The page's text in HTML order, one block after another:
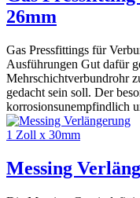
26mm
Gas Pressfittings für
Ausführungen Gut dafür
Mehrschichtverbundrohr
gedacht sein soll. Der
korrosionsunempfindlich
Messing